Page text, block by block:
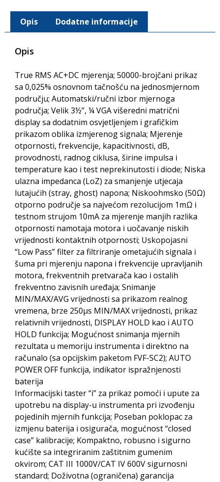
Opis Dodatne informacije
Opis
True RMS AC+DC mjerenja; 50000-brojčani prikaz
sa 0,025% osnovnom tačnošću na jednosmjernom
području; Automatski/ručni izbor mjernoga
područja; Velik 3½”, ¼ VGA višeredni matrični
display sa dodatnim osvjetljenjem i grafičkim
prikazom oblika izmjerenog signala; Mjerenje
otpornosti, frekvencije, kapacitivnosti, dB,
provodnosti, radnog ciklusa, širine impulsa i
temperature kao i test neprekinutosti i diode; Niska
ulazna impedanca (LoZ) za smanjenje utjecaja
lutajućih (stray, ghost) napona; Niskoohmsko (50Ω)
otporno područje sa najvećom rezolucijom 1mΩ i
testnom strujom 10mA za mjerenje manjih razlika
otpornosti namotaja motora i uočavanje niskih
vrijednosti kontaktnih otpornosti; Uskopojasni
“Low Pass” filter za filtriranje ometajućih signala i
šuma pri mjerenju napona i frekvencije upravljanih
motora, frekventnih pretvarača kao i ostalih
frekventno zavisnih uređaja; Snimanje
MIN/MAX/AVG vrijednosti sa prikazom realnog
vremena, brze 250µs MIN/MAX vrijednosti, prikaz
relativnih vrijednosti, DISPLAY HOLD kao i AUTO
HOLD funkcija; Mogućnost snimanja mjernih
rezultata u memoriju instrumenta i direktno na
računalo (sa opcijskim paketom FVF-SC2); AUTO
POWER OFF funkcija, indikator ispražnjenosti
baterija
Informacijski taster “i” za prikaz pomoći i upute za
upotrebu na display-u instrumenta pri izvođenju
pojedinih mjernih funkcija; Poseban poklopac za
izmjenu baterija i osigurača, mogućnost “closed
case” kalibracije; Kompaktno, robusno i sigurno
kućište sa integriranim zaštitnim gumenim
okvirom; CAT III 1000V/CAT IV 600V sigurnosni
standard; Doživotna (ograničena) garancija